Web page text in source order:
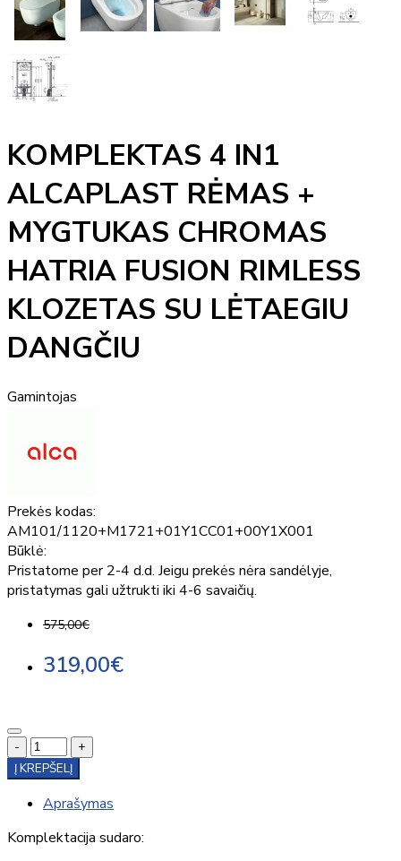
KOMPLEKTAS 4 IN1
ALCAPLAST RĖMAS +
MYGTUKAS CHROMAS
HATRIA FUSION RIMLESS
KLOZETAS SU LĖTAEGIU
DANGČIU
Gamintojas
Prekės kodas:
AM101/1120+M1721+01Y1CC01+00Y1X001
Būklė:
Pristatome per 2-4 d.d. Jeigu prekės nėra sandėlyje,
pristatymas gali užtrukti iki 4-6 savaičių.
575,00€
319,00€
-
+
Į KREPŠELĮ
Aprašymas
Komplektacija sudaro: